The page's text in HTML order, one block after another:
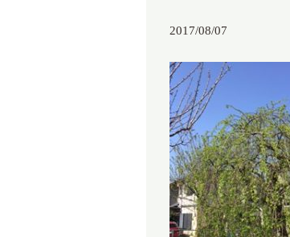
2017/08/07